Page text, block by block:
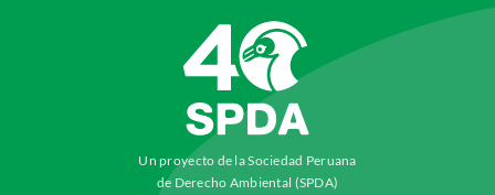
Un proyecto de la Sociedad Peruana
de Derecho Ambiental (SPDA)